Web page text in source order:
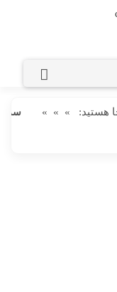
هستید: »
»
» سه